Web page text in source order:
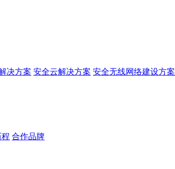
决方案 安全云解决方案 安全无线网络建设方案
合作品牌